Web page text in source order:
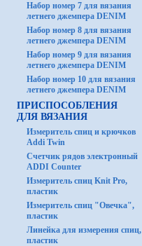
Набор номер 7 для вязания
летнего джемпера DENIM
Набор номер 8 для вязания
летнего джемпера DENIM
Набор номер 9 для вязания
летнего джемпера DENIM
Набор номер 10 для вязания
летнего джемпера DENIM
ПРИСПОСОБЛЕНИЯ
ДЛЯ ВЯЗАНИЯ
Измеритель спиц и крючков
Addi Twin
Счетчик рядов электронный
ADDI Counter
Измеритель спиц Knit Pro,
пластик
Измеритель спиц "Овечка",
пластик
Линейка для измерения спиц,
пластик